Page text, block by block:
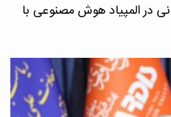
در المپیاد هوش مصنوعی با